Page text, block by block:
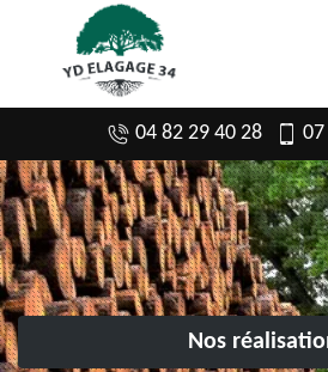
04 82 29 40 28 07
Nos